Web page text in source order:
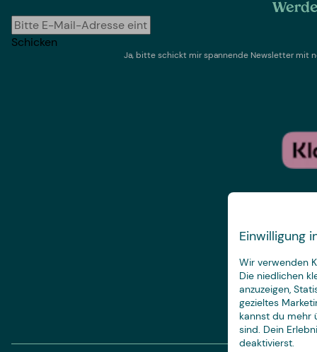
Einwilligung
Wir verwenden
Die niedlichen
anzuzeigen,
gezieltes
kannst du mehr
sind. Dein
deaktivierst.
Schicken
Ja, bitte schickt mir spannende Newsletter mit